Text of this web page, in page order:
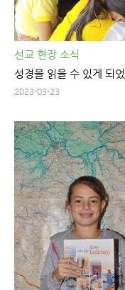
선교 현장 소식
성경을 읽을 수 있게 되
2023-03-23